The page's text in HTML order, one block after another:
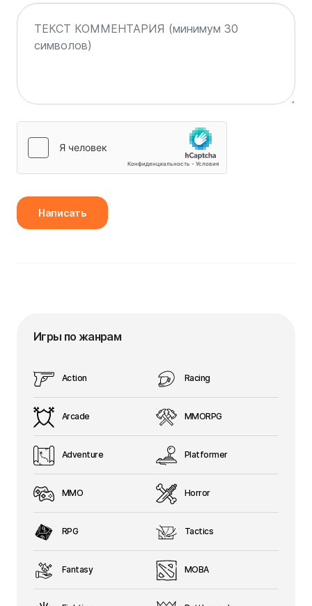
Написать
Игры по жанрам
Action
Arcade
Adventure
MMO
RPG
Fantasy
Racing
MMORPG
Platformer
Horror
Tactics
MOBA